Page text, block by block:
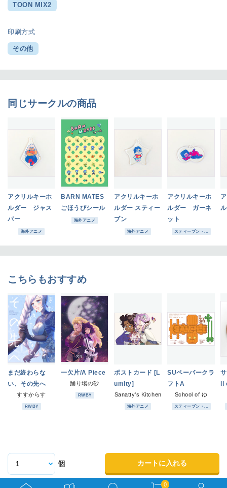
TOON MIX2
印刷方式
その他
同じサークルの商品
アクリルキーホ
ルダー ジャス
パー
海外アニメ
BARN MATES
ごほうびシール
海外アニメ
アクリルキーホ
ルダー スティー
ブン
海外アニメ
アクリルキーホ
ルダー ガーネ
ット
スティーブン・...
こちらもおすすめ
まだ終わらな
い、その先へ
すすからす
RWBY
一欠片/A Piece
踊り場の砂
RWBY
ポストカード [L
umity]
Sanatty's Kitchen
海外アニメ
SUペーパークラ
フトA
School of ゆ
スティーブン・...
個 カートに入れる
0